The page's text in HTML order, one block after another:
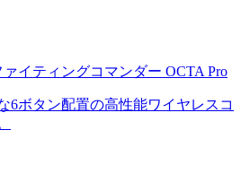
イティングコマンダー OCTA Pro
6ボタン配置の高性能ワイヤレスコ